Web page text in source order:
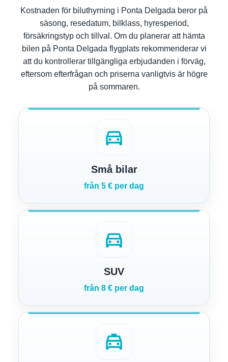
Kostnaden för biluthyrning i Ponta Delgada beror på
säsong, resedatum, bilklass, hyresperiod,
försäkringstyp och tillval. Om du planerar att hämta
bilen på Ponta Delgada flygplats rekommenderar vi
att du kontrollerar tillgängliga erbjudanden i förväg,
eftersom efterfrågan och priserna vanligtvis är högre
på sommaren.
directions_car
Små bilar
från 5 € per dag
directions_car
SUV
från 8 € per dag
local_taxi